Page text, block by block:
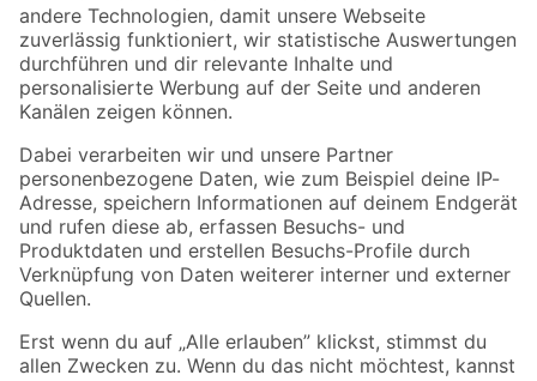
Zur Newsletter Anmeldung
Folge uns
Zahlungsarten Versandarten
Sicher einkaufen